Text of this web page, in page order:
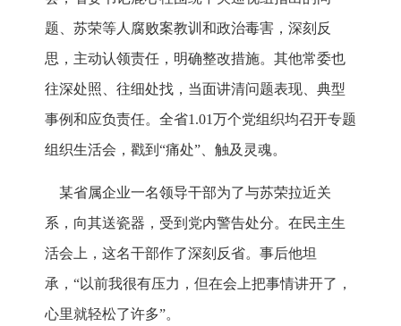
题、苏荣等人腐败案教训和政治毒害，深刻反
思，主动认领责任，明确整改措施。其他常委也
往深处照、往细处找，当面讲清问题表现、典型
事例和应负责任。全省1.01万个党组织均召开专题
组织生活会，戳到“痛处”、触及灵魂。
某省属企业一名领导干部为了与苏荣拉近关
系，向其送瓷器，受到党内警告处分。在民主生
活会上，这名干部作了深刻反省。事后他坦
承，“以前我很有压力，但在会上把事情讲开了，
心里就轻松了许多”。